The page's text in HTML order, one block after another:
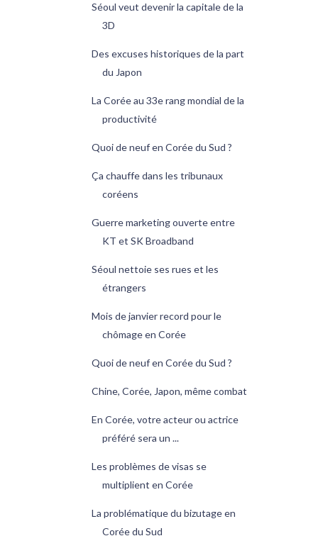
Séoul veut devenir la capitale de la
3D
Des excuses historiques de la part
du Japon
La Corée au 33e rang mondial de la
productivité
Quoi de neuf en Corée du Sud ?
Ça chauffe dans les tribunaux
coréens
Guerre marketing ouverte entre
KT et SK Broadband
Séoul nettoie ses rues et les
étrangers
Mois de janvier record pour le
chômage en Corée
Quoi de neuf en Corée du Sud ?
Chine, Corée, Japon, même combat
En Corée, votre acteur ou actrice
préféré sera un ...
Les problèmes de visas se
multiplient en Corée
La problématique du bizutage en
Corée du Sud